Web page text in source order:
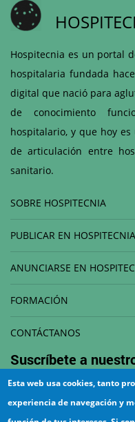
Hospitecnia es un portal
hospitalaria fundada
digital que nació para
de conocimiento
hospitalario, y que hoy
de articulación entre
sanitario.
SOBRE HOSPITECNIA
PUBLICAR EN HOSPITECNIA
ANUNCIARSE EN
FORMACIÓN
CONTÁCTANOS
Suscríbete a
Esta web usa cookies, tanto
experiencia de navegación y